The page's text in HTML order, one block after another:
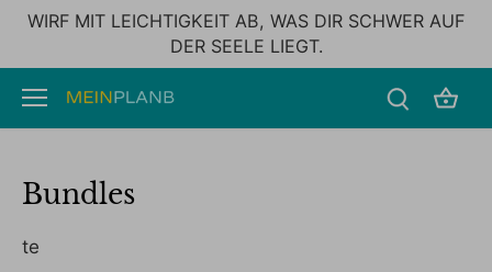
DirektWIRF MIT LEICHTIGKEIT AB, WAS DIR SCHWER AUF
DER SEELE LIEGT.
Bundles
te